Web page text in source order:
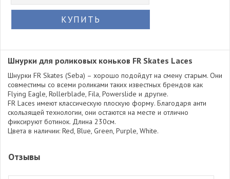
КУПИТЬ
Шнурки для роликовых коньков FR Skates Laces
Шнурки FR Skates (Seba) – хорошо подойдут на смену старым. Они
совместимы со всеми роликами таких известных брендов как
Flying Eagle, Rollerblade, Fila, Powerslide и другие.
FR Laces имеют классическую плоскую форму. Благодаря анти
скользящей технологии, они остаются на месте и отлично
фиксируют ботинок. Длина 230см.
Цвета в наличии: Red, Blue, Green, Purple, White.
Отзывы